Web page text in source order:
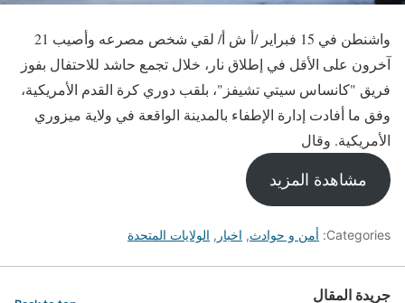
واشنطن في 15 فبراير /أ ش أ/ لقي شخص مصرعه وأصيب 21
آخرون على الأقل في إطلاق نار، خلال تجمع حاشد للاحتفال بفوز
فريق "كانساس سيتي تشيفز"، بلقب دوري كرة القدم الأمريكية،
وفق ما أفادت إدارة الإطفاء بالمدينة الواقعة في ولاية ميزوري
الأمريكية. وقال
مشاهدة المزيد
Categories: أمن و حوادث, اخبار , الولايات المتحدة
جريدة المقال